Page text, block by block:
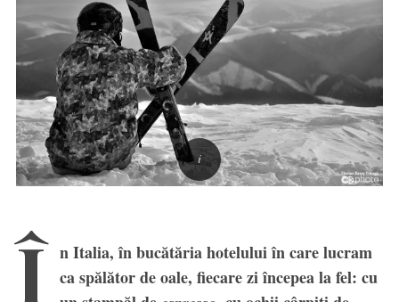
Î n Italia, în bucătăria hotelului în care lucram
ca spălător de oale, fiecare zi începea la fel: cu